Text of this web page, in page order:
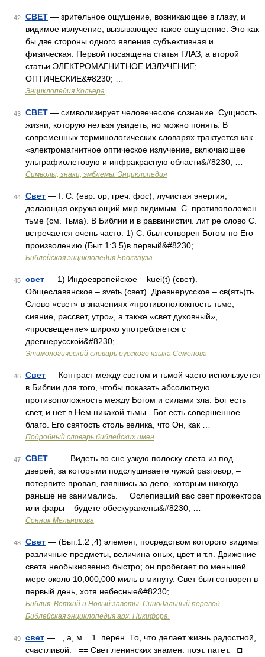
42 СВЕТ — зрительное ощущение, возникающее в глазу, и
видимое излучение, вызывающее такое ощущение. Это как
бы две стороны одного явления субъективная и
физическая. Первой посвящена статья ГЛАЗ, а второй
статьи ЭЛЕКТРОМАГНИТНОЕ ИЗЛУЧЕНИЕ;
ОПТИЧЕСКИЕ&#8230; …
Энциклопедия Кольера
43 СВЕТ — символизирует человеческое сознание. Сущность
жизни, которую нельзя увидеть, но можно понять. В
современных терминологических словарях трактуется как
«электромагнитное оптическое излучение, включающее
ультрафиолетовую и инфракрасную области&#8230; …
Символы, знаки, эмблемы. Энциклопедия
44 Свет — I. С. (евр. ор; греч. фос), лучистая энергия,
делающая окружающий мир видимым. С. противоположен
тьме (см. Тьма). В Библии и в раввинистич. лит ре слово С.
встречается очень часто: 1) C. был сотворен Богом по Его
произволению (Быт 1:3 5)в первый&#8230; …
Библейская энциклопедия Брокгауза
45 свет — 1) Индоевропейское – kuei(t) (свет).
Общеславянское – svetь (свет). Древнерусское – св(ять)ть.
Слово «свет» в значениях «противоположность тьме,
сияние, рассвет, утро», а также «свет духовный»,
«просвещение» широко употребляется с
древнерусской&#8230; …
Этимологический словарь русского языка Семенова
46 Свет — Контраст между светом и тьмой часто используется
в Библии для того, чтобы показать абсолютную
противоположность между Богом и силами зла. Бог есть
свет, и нет в Нем никакой тьмы . Бог есть совершенное
благо. Его святость столь велика, что Он, как …
Подробный словарь библейских имен
47 СВЕТ — Видеть во сне узкую полоску света из под
дверей, за которыми подслушиваете чужой разговор, –
потерпите провал, взявшись за дело, которым никогда
раньше не занимались. Ослепивший вас свет прожектора
или фары – будете обескуражены&#8230; …
Сонник Мельникова
48 Свет — (Быт.1:2 ,4) элемент, посредством которого видимы
различные предметы, величина оных, цвет и т.п. Движение
света необыкновенно быстро; он пробегает по меньшей
мере около 10,000,000 миль в минуту. Свет был сотворен в
первый день, хотя небесные&#8230; …
Библия. Ветхий и Новый заветы. Синодальный перевод.
Библейская энциклопедия арх. Никифора.
49 свет — , а, м. 1. перен. То, что делает жизнь радостной,
счастливой. == Свет ленинских знамен. поэт. патет. ◘